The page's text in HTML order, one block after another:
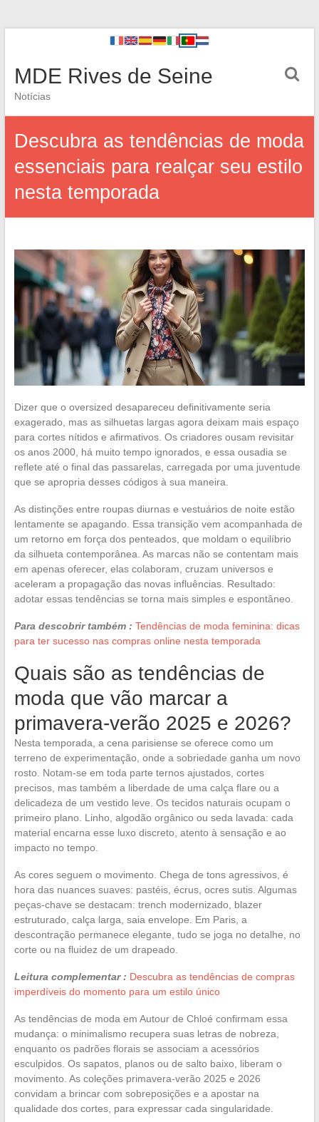
MDE Rives de Seine
Notícias
Descubra as tendências de moda
essenciais para realçar seu estilo
nesta temporada
Dizer que o oversized desapareceu definitivamente seria
exagerado, mas as silhuetas largas agora deixam mais espaço
para cortes nítidos e afirmativos. Os criadores ousam revisitar
os anos 2000, há muito tempo ignorados, e essa ousadia se
reflete até o final das passarelas, carregada por uma juventude
que se apropria desses códigos à sua maneira.
As distinções entre roupas diurnas e vestuários de noite estão
lentamente se apagando. Essa transição vem acompanhada de
um retorno em força dos penteados, que moldam o equilíbrio
da silhueta contemporânea. As marcas não se contentam mais
em apenas oferecer, elas colaboram, cruzam universos e
aceleram a propagação das novas influências. Resultado:
adotar essas tendências se torna mais simples e espontâneo.
Para descobrir também : Tendências de moda feminina: dicas
para ter sucesso nas compras online nesta temporada
Quais são as tendências de
moda que vão marcar a
primavera-verão 2025 e 2026?
Nesta temporada, a cena parisiense se oferece como um
terreno de experimentação, onde a sobriedade ganha um novo
rosto. Notam-se em toda parte ternos ajustados, cortes
precisos, mas também a liberdade de uma calça flare ou a
delicadeza de um vestido leve. Os tecidos naturais ocupam o
primeiro plano. Linho, algodão orgânico ou seda lavada: cada
material encarna esse luxo discreto, atento à sensação e ao
impacto no tempo.
As cores seguem o movimento. Chega de tons agressivos, é
hora das nuances suaves: pastéis, écrus, ocres sutis. Algumas
peças-chave se destacam: trench modernizado, blazer
estruturado, calça larga, saia envelope. Em Paris, a
descontração permanece elegante, tudo se joga no detalhe, no
corte ou na fluidez de um drapeado.
Leitura complementar : Descubra as tendências de compras
imperdíveis do momento para um estilo único
As tendências de moda em Autour de Chloé confirmam essa
mudança: o minimalismo recupera suas letras de nobreza,
enquanto os padrões florais se associam a acessórios
esculpidos. Os sapatos, planos ou de salto baixo, liberam o
movimento. As coleções primavera-verão 2025 e 2026
convidam a brincar com sobreposições e a apostar na
qualidade dos cortes, para expressar cada singularidade.